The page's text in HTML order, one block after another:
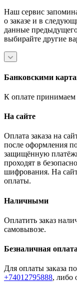
Наш сервис
о заказе и в
данные
выбирайте другие
Банковскими
К оплате
На сайте
Оплата заказа на
после оформления
защищённую
проходят в
шифрования. На
оплаты.
Наличными
Оплатить заказ
самовывозе.
Безналичная
Для оплаты заказа
+74012795888, либо